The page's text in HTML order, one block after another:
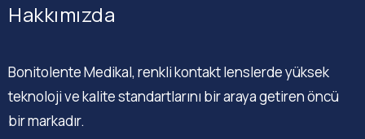
Hakkımızda
Bonitolente Medikal, renkli kontakt lenslerde yüksek
teknoloji ve kalite standartlarını bir araya getiren öncü
bir markadır.